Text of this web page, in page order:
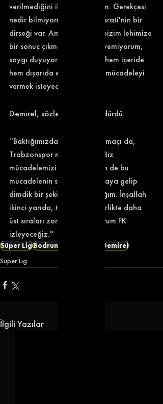
verilmediğini ilk defa gördüm. Gerekçesi
nedir bilmiyorum. Sonra Musrati'nin bir
dirseği var. Ama hiçbirinde bizim lehimize
bir sonuç çıkmadı. Bir şey diyemiyorum,
saygı duyuyorum. Ama ben hem içeride
hem dışarıda elimden gelen mücadeleyi
vermek isteyeceğim.''
Demirel, sözlerini şöyle sürdürdü:
''Baktığımızda Galatasaray maçı da,
Trabzonspor maçı da aynı. Biz
mücadelemizi vereceğiz. Ben de bu
mücadelenin sonrasında buraya gelip
dimdik bir şekilde konuşacağım. İnşallah
ikinci yarıda, transferlerle birlikte daha
üst sıraları zorlayan bir Bodrum FK
izleyeceğiz.''
Süper LigBodrumspor
Volkan Demirel
Süper Lig
İlgili Yazılar